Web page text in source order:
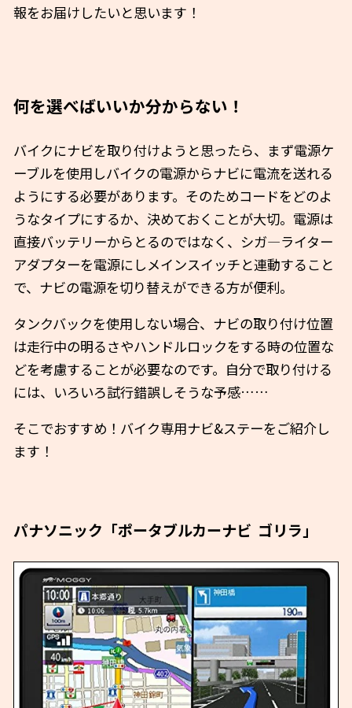
報をお届けしたいと思います！
何を選べばいいか分からない！
バイクにナビを取り付けようと思ったら、まず電源ケ
ーブルを使用しバイクの電源からナビに電流を送れる
ようにする必要があります。そのためコードをどのよ
うなタイプにするか、決めておくことが大切。電源は
直接バッテリーからとるのではなく、シガ―ライター
アダプターを電源にしメインスイッチと連動すること
で、ナビの電源を切り替えができる方が便利。
タンクバックを使用しない場合、ナビの取り付け位置
は走行中の明るさやハンドルロックをする時の位置な
どを考慮することが必要なのです。自分で取り付ける
には、いろいろ試行錯誤しそうな予感……
そこでおすすめ！バイク専用ナビ&ステーをご紹介し
ます！
パナソニック「ポータブルカーナビ ゴリラ」